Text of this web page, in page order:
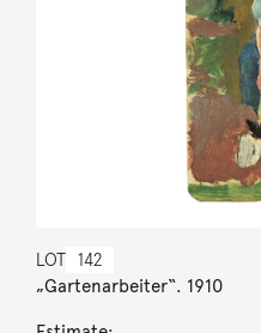
LOT 142
„Gartenarbeiter“. 1910